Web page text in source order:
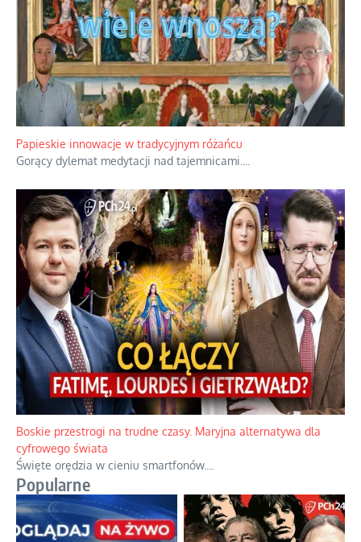
Papieskie innowacje w tradycyjnym różańcu
Gorący dylemat medytacji nad tajemnicami.
Boskie przestrogi na trudne czasy. Maryjna alternatywa dla
cyfrowego świata
Święte orędzia w cieniu smartfonów.
Popularne